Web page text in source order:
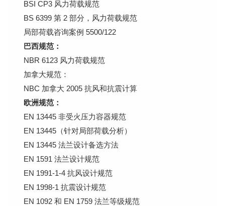
BSI CP3 风力荷载规范
BS 6399 第 2 部分，风力荷载规范
局部荷载咨询案例 5500/122
巴西规范：
NBR 6123 风力荷载规范
加拿大规范：
NBC 加拿大 2005 抗风和抗震计算
欧洲规范：
EN 13445 非受火压力容器规范
EN 13445（针对局部荷载分析）
EN 13445 法兰设计备选方法
EN 1591 法兰设计规范
EN 1991-1-4 抗风设计规范
EN 1998-1 抗震设计规范
EN 1092 和 EN 1759 法兰等级规范